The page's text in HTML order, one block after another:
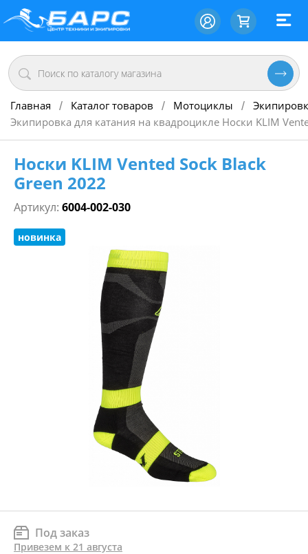
Главная / Каталог товаров / Мотоциклы /
Экипировка для катания на квадроцикле Носки KLIM
Носки KLIM Vented Sock Black
Green 2022
Артикул: 6004-002-030
новинка
Под заказ
Привезем к 21 августа